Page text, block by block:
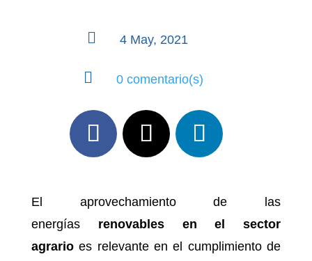
 4 May, 2021
 0 comentario(s)
El aprovechamiento de las
energías renovables en el sector
agrarioes relevante en el cumplimiento de